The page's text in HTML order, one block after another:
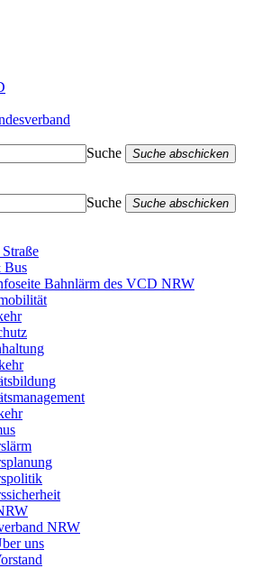
Suche
Suche abschicken
Suche
Suche abschicken
Bus
Bahnlärm des VCD NRW
NRW
uns